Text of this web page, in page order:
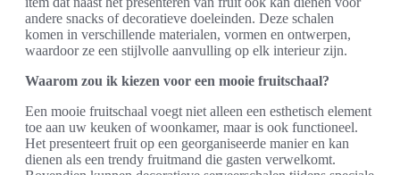
andere snacks of decoratieve doeleinden. Deze schalen
komen in verschillende materialen, vormen en ontwerpen,
waardoor ze een stijlvolle aanvulling op elk interieur zijn.
Waarom zou ik kiezen voor een mooie fruitschaal?
Een mooie fruitschaal voegt niet alleen een esthetisch element
toe aan uw keuken of woonkamer, maar is ook functioneel.
Het presenteert fruit op een georganiseerde manier en kan
dienen als een trendy fruitmand die gasten verwelkomt.